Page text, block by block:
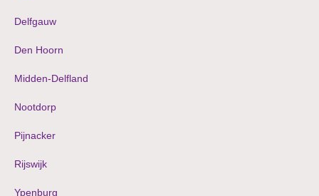
Delfgauw
Den Hoorn
Midden-Delfland
Nootdorp
Pijnacker
Rijswijk
Ypenburg